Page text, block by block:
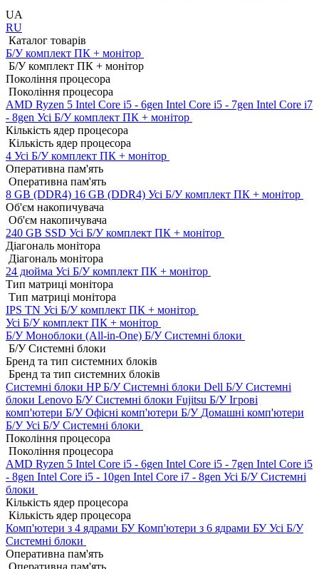
UA
RU
Каталог товарів
Б/У комплект ПК + монітор
Б/У комплект ПК + монітор
Покоління процесора
Покоління процесора
AMD Ryzen 5 Intel Core i5 - 6gen Intel Core i5 - 7gen Intel Core i7
- 8gen Усі Б/У комплект ПК + монітор
Кількість ядер процесора
Кількість ядер процесора
4 Усі Б/У комплект ПК + монітор
Оперативна пам'ять
Оперативна пам'ять
8 GB (DDR4) 16 GB (DDR4) Усі Б/У комплект ПК + монітор
Об'єм накопичувача
Об'єм накопичувача
240 GB SSD Усі Б/У комплект ПК + монітор
Діагональ монітора
Діагональ монітора
24 дюйма Усі Б/У комплект ПК + монітор
Тип матриці монітора
Тип матриці монітора
IPS TN Усі Б/У комплект ПК + монітор
Усі Б/У комплект ПК + монітор
Б/У Моноблоки (All-in-One) Б/У Системні блоки
Б/У Системні блоки
Бренд та тип системних блоків
Бренд та тип системних блоків
Системні блоки HP Б/УСистемні блоки Dell Б/УСистемні
блоки Lenovo Б/УСистемні блоки Fujitsu Б/УІгрові
комп'ютери Б/УОфісні комп'ютери Б/У Домашні комп'ютери
Б/УУсі Б/У Системні блоки
Покоління процесора
Покоління процесора
AMD Ryzen 5 Intel Core i5 - 6gen Intel Core i5 - 7gen Intel Core i5
- 8gen Intel Core i5 - 10gen Intel Core i7 - 8gen Усі Б/У Системні
блоки
Кількість ядер процесора
Кількість ядер процесора
Комп'ютери з 4 ядрами БУКомп'ютери з 6 ядрами БУУсі Б/У
Системні блоки
Оперативна пам'ять
Оперативна пам'ять